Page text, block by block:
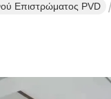
Επιστρώματος PVD